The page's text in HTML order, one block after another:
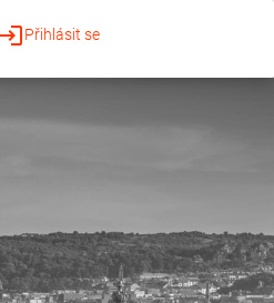
loginPřihlásit se